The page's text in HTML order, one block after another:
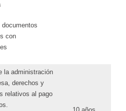
documentos
con
la administración
derechos y
relativos al pago